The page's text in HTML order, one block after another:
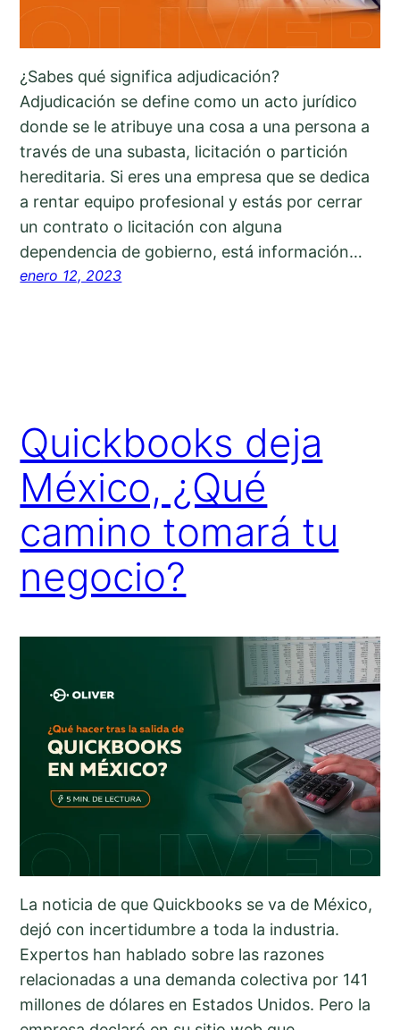
¿Sabes qué significa adjudicación?
Adjudicación se define como un acto jurídico
donde se le atribuye una cosa a una persona a
través de una subasta, licitación o partición
hereditaria. Si eres una empresa que se dedica
a rentar equipo profesional y estás por cerrar
un contrato o licitación con alguna
dependencia de gobierno, está información…
enero 12, 2023
Quickbooks deja
México, ¿Qué
camino tomará tu
negocio?
La noticia de que Quickbooks se va de México,
dejó con incertidumbre a toda la industria.
Expertos han hablado sobre las razones
relacionadas a una demanda colectiva por 141
millones de dólares en Estados Unidos. Pero la